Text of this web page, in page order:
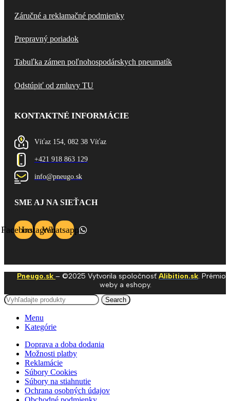
Záručné a reklamačné podmienky
Prepravný poriadok
Tabuľka zámen poľnohospodárskych pneumatík
Odstúpiť od zmluvy TU
KONTAKTNÉ INFORMÁCIE
Víťaz 154, 082 38 Víťaz
+421 918 863 129
info@pneugo.sk
SME AJ NA SIEŤACH
FacebookInstagramWhatsapp
Pneugo.sk – ©2025 Vytvorila spoločnosť Alibition.sk.
weby a eshopy.
Search
Menu
Kategórie
Doprava a doba dodania
Možnosti platby
Reklamácie
Súbory Cookies
Súbory na stiahnutie
Ochrana osobných údajov